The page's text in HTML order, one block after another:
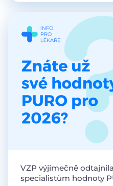
VZP výjimečně
specialistům hodnoty